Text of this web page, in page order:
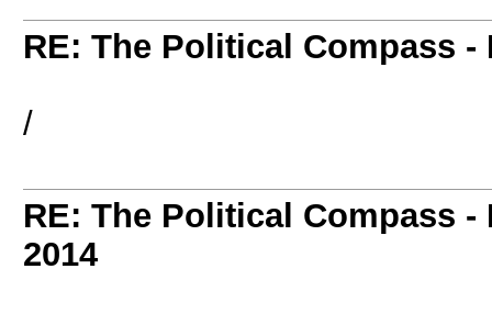
RE: The Political Compass -
/
RE: The Political Compass -
2014